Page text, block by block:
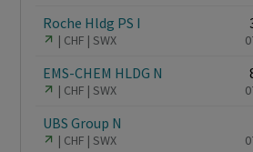
Roche Hldg PS I
CHF SWX
EMS-CHEM HLDG N
CHF SWX
UBS Group N
CHF SWX